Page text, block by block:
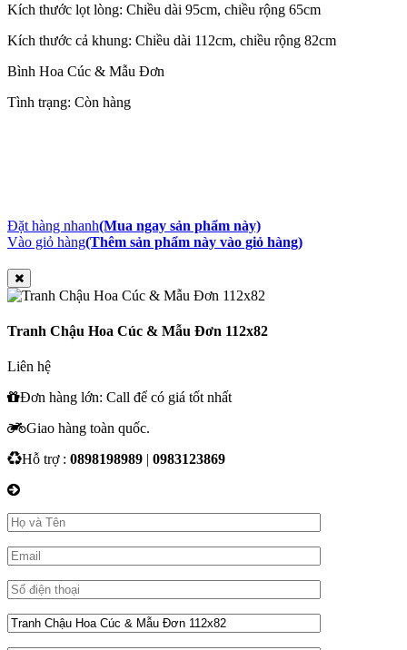
Kích thước lọt lòng: Chiều dài 95cm, chiều rộng 65cm
Kích thước cả khung: Chiều dài 112cm, chiều rộng 82cm
Bình Hoa Cúc & Mẫu Đơn
Tình trạng: Còn hàng
Đặt hàng nhanh(Mua ngay sản phẩm này)
Vào giỏ hàng(Thêm sản phẩm này vào giỏ hàng)
Tranh Chậu Hoa Cúc & Mẫu Đơn 112x82
Liên hệ
Đơn hàng lớn: Call để có giá tốt nhất
Giao hàng toàn quốc.
Hỗ trợ : 0898198989 | 0983123869